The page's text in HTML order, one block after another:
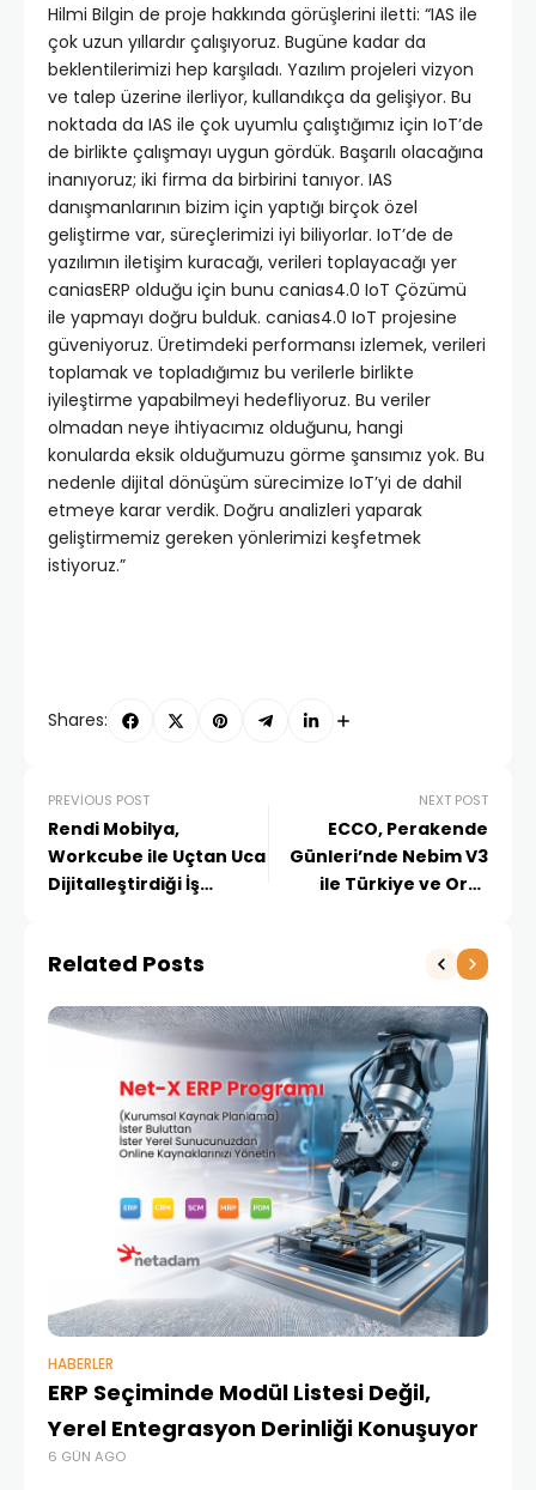
Hilmi Bilgin de proje hakkında görüşlerini iletti: “IAS ile
çok uzun yıllardır çalışıyoruz. Bugüne kadar da
beklentilerimizi hep karşıladı. Yazılım projeleri vizyon
ve talep üzerine ilerliyor, kullandıkça da gelişiyor. Bu
noktada da IAS ile çok uyumlu çalıştığımız için IoT’de
de birlikte çalışmayı uygun gördük. Başarılı olacağına
inanıyoruz; iki firma da birbirini tanıyor. IAS
danışmanlarının bizim için yaptığı birçok özel
geliştirme var, süreçlerimizi iyi biliyorlar. IoT’de de
yazılımın iletişim kuracağı, verileri toplayacağı yer
caniasERP olduğu için bunu canias4.0 IoT Çözümü
ile yapmayı doğru bulduk. canias4.0 IoT projesine
güveniyoruz. Üretimdeki performansı izlemek, verileri
toplamak ve topladığımız bu verilerle birlikte
iyileştirme yapabilmeyi hedefliyoruz. Bu veriler
olmadan neye ihtiyacımız olduğunu, hangi
konularda eksik olduğumuzu görme şansımız yok. Bu
nedenle dijital dönüşüm sürecimize IoT’yi de dahil
etmeye karar verdik. Doğru analizleri yaparak
geliştirmemiz gereken yönlerimizi keşfetmek
istiyoruz.”
Shares:
PREVIOUS POST
Rendi Mobilya,
Workcube ile Uçtan Uca
Dijitalleştirdiği İş
Üretiyor.
NEXT POST
ECCO, Perakende
Günleri’nde Nebim V3
ile Türkiye ve Orta
Related Posts
HABERLER
ERP Seçiminde Modül Listesi Değil,
Yerel Entegrasyon Derinliği Konuşuyor
6 GÜN AGO